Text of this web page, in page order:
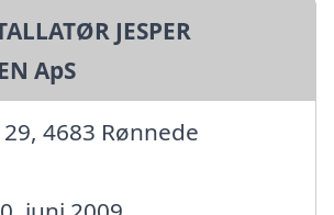
JESPER
ApS
4683 Rønnede